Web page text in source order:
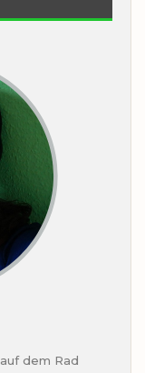
dem Rad